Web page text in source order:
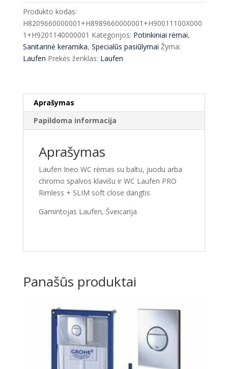
rėmas
SLIM
soft
close
Produkto kodas:
H8209660000001+H8989660000001+H90011100X000
1+H9201140000001 Kategorijos: Potinkiniai rėmai,
Sanitarinė keramika, Specialūs pasiūlymai Žyma:
Laufen Prekės ženklas: Laufen
Aprašymas
Papildoma informacija
Aprašymas
Laufen Ineo WC rėmas su baltu, juodu arba
chromo spalvos klavišu ir WC Laufen PRO
Rimless + SLIM soft close dangtis
Gamintojas Laufen, Šveicarija
Panašūs produktai